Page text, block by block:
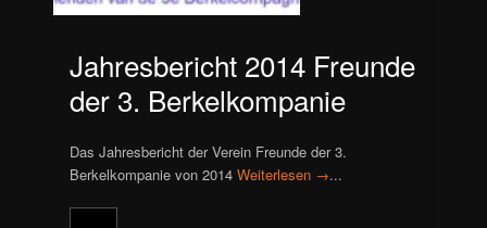
Jahresbericht 2014 Freunde
der 3. Berkelkompanie
Das Jahresbericht der Verein Freunde der 3.
Berkelkompanie von 2014Weiterlesen →...